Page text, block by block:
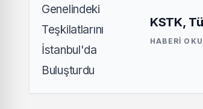
KSTK,
HABERI OKU